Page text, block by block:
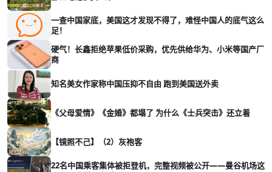
一查中国家底，美国这才发现不得了，难怪中国人的底气这么
足！
硬气！长鑫拒绝苹果低价采购，优先供给华为、小米等国产厂
商
知名美女作家称中国压抑不自由 跑到美国送外卖
《父母爱情》《金婚》都塌了 为什么《士兵突击》还立着
【镜照不己】（2）灰袍客
22名中国乘客集体被拒登机，完整视频被公开——曼谷机场这